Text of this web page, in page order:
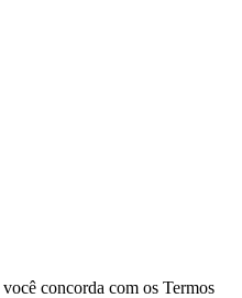
concorda com os Termos